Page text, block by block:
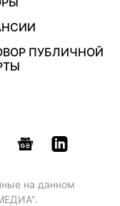
ПУБЛИЧНОЙ
на данном